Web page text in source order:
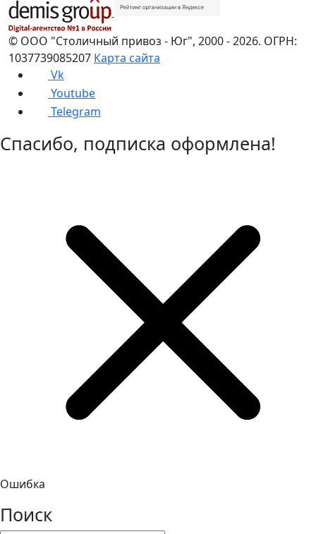
© ООО "Столичный привоз - Юг", 2000- 2026. ОГРН:
1037739085207 Карта сайта
Vk
Youtube
Telegram
Спасибо, подписка оформлена!
Ошибка
Поиск